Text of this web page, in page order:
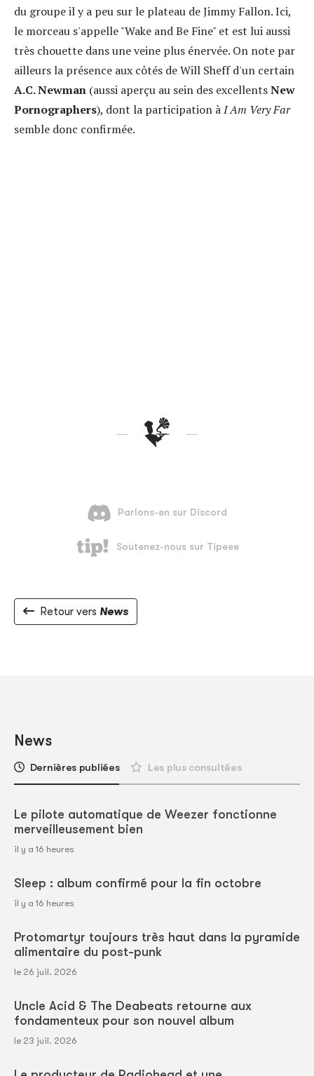
du groupe il y a peu sur le plateau de Jimmy Fallon. Ici,
le morceau s'appelle "Wake and Be Fine" et est lui aussi
très chouette dans une veine plus énervée. On note par
ailleurs la présence aux côtés de Will Sheff d'un certain
A.C. Newman (aussi aperçu au sein des excellentsNew
Pornographers), dont la participation àI Am Very Far
semble donc confirmée.
Retour vers News
News
Dernières publiées Les plus consultées
Le pilote automatique de Weezer fonctionne
merveilleusement bien
il y a 16 heures
Sleep : album confirmé pour la fin octobre
il y a 16 heures
Protomartyr toujours très haut dans la pyramide
alimentaire du post-punk
le 26 juil. 2026
Uncle Acid & The Deabeats retourne aux
fondamenteux pour son nouvel album
le 23 juil. 2026